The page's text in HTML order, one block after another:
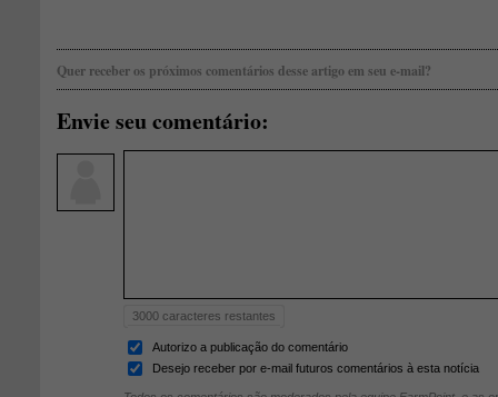
Quer receber os próximos comentários desse artigo em seu e-mail?
Envie seu comentário:
3000 caracteres restantes
Autorizo a publicação do comentário
Desejo receber por e-mail futuros comentários à esta notícia